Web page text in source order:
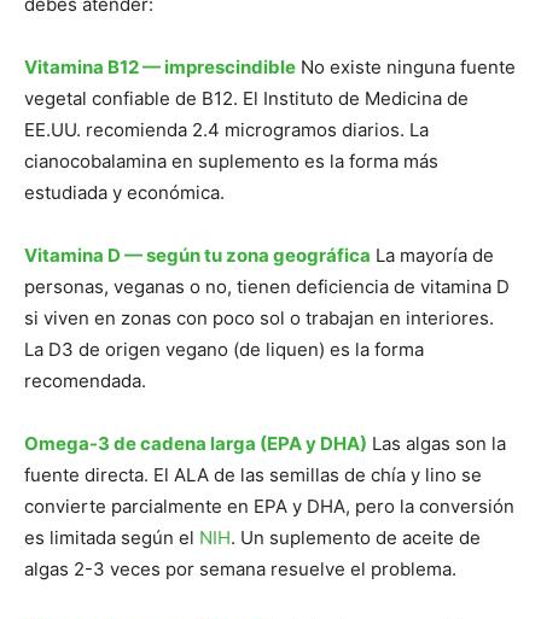
Vitamina B12 — imprescindible No existe ninguna fuente
vegetal confiable de B12. El Instituto de Medicina de
EE.UU. recomienda 2.4 microgramos diarios. La
cianocobalamina en suplemento es la forma más
estudiada y económica.
Vitamina D — según tu zona geográfica La mayoría de
personas, veganas o no, tienen deficiencia de vitamina D
si viven en zonas con poco sol o trabajan en interiores.
La D3 de origen vegano (de liquen) es la forma
recomendada.
Omega-3 de cadena larga (EPA y DHA) Las algas son la
fuente directa. El ALA de las semillas de chía y lino se
convierte parcialmente en EPA y DHA, pero la conversión
es limitada según el NIH. Un suplemento de aceite de
algas 2-3 veces por semana resuelve el problema.